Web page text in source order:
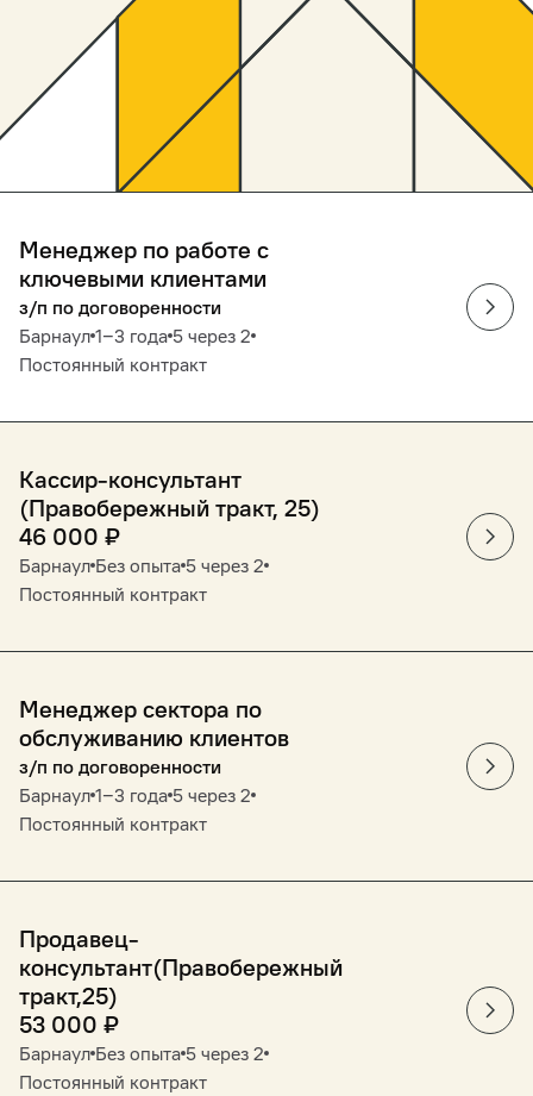
Менеджер по работе с
ключевыми клиентами
з/п по договоренности
Барнаул 1‒3 года 5 через 2
Постоянный контракт
Кассир-консультант
(Правобережный тракт, 25)
46 000 ₽
Барнаул Без опыта 5 через 2
Постоянный контракт
Менеджер сектора по
обслуживанию клиентов
з/п по договоренности
Барнаул 1‒3 года 5 через 2
Постоянный контракт
Продавец-
консультант(Правобережный
тракт,25)
53 000 ₽
Барнаул Без опыта 5 через 2
Постоянный контракт